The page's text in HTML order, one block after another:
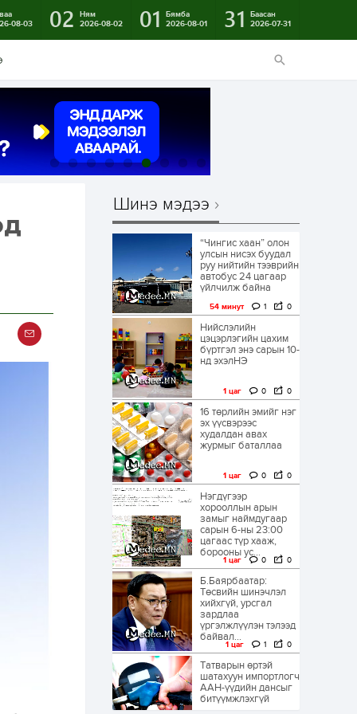
08-03
02
Ням
2026-08-02
01
Бямба
2026-08-01
31
Баасан
2026-07-31
Шинэ мэдээ
“Чингис хаан” олон
улсын нисэх буудал
руу нийтийн тээврийн
автобус 24 цагаар
үйлчилж байна
54 минут 1 0
Нийслэлийн
цэцэрлэгийн цахим
бүртгэл энэ сарын 10-
нд эхэлНЭ
1 цаг 0 0
16 төрлийн эмийг нэг
эх үүсвэрээс
худалдан авах
журмыг баталлаа
1 цаг 0 0
Нэгдүгээр
хорооллын арын
замыг наймдугаар
сарын 6-ны 23:00
цагаас түр хааж,
борооны ус...
1 цаг 0 0
Б.Баярбаатар:
Төсвийн шинэчлэл
хийхгүй, урсгал
зардлаа
үргэлжлүүлэн тэлээд
байвал...
1 цаг 1 0
Татварын өртэй
шатахуун импортлогч
ААН-үүдийн дансыг
битүүмжлэхгүй